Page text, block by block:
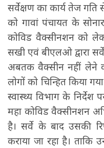
सर्वेक्षण का कार्य तेज
को गावां पंचायत के
कोविड वैक्सीनशन को
सखी एवं बीएलओ द्वारा
अबतक वैक्सीन नहीं लेने
लोगों को चिन्हित किया
स्वास्थ्य विभाग के
महा कोविड वैक्सीनशन
है। सर्वे के बाद उसकी
कराया जा रहा है। ताकि